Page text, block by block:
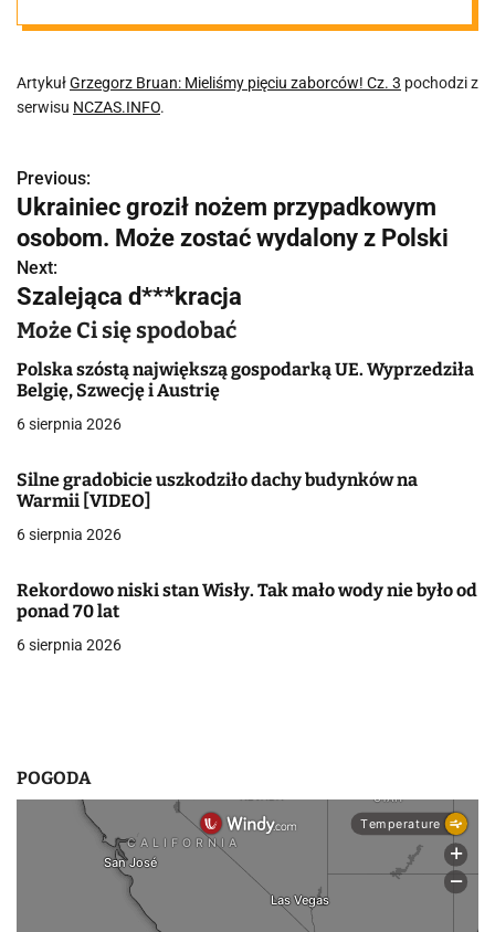
ArtykułGrzegorz Bruan: Mieliśmy pięciu zaborców! Cz. 3 pochodzi z
serwisu NCZAS.INFO.
N
a
w
i
a
c
j
p
i
Previous:
Ukrainiec groził nożem przypadkowym
osobom. Może zostać wydalony z Polski
Next:
Szalejąca d***kracja
Może Ci się spodobać
Polska szóstą największą gospodarką UE. Wyprzedziła
Belgię, Szwecję i Austrię
6 sierpnia 2026
Silne gradobicie uszkodziło dachy budynków na
Warmii [VIDEO]
6 sierpnia 2026
Rekordowo niski stan Wisły. Tak mało wody nie było od
ponad 70 lat
6 sierpnia 2026
POGODA